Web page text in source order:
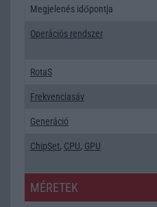
Megjelenés időpontja
Operációs rendszer
RotaS
Frekvenciasáv
Generáció
ChipSet, CPU, GPU
MÉRETEK